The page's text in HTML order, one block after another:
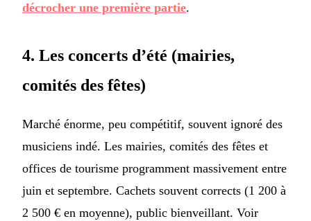
décrocher une première partie.
4. Les concerts d’été (mairies,
comités des fêtes)
Marché énorme, peu compétitif, souvent ignoré des
musiciens indé. Les mairies, comités des fêtes et
offices de tourisme programment massivement entre
juin et septembre. Cachets souvent corrects (1 200 à
2 500 € en moyenne), public bienveillant. Voir